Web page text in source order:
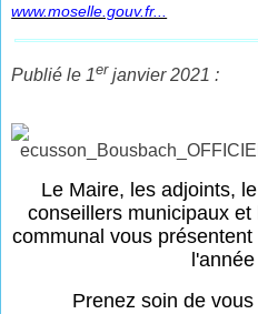
www.moselle.gouv.fr...
Publié le 1er janvier 2021 :
Le Maire, les adjoints,
conseillers municipaux
communal vous
Prenez soin de